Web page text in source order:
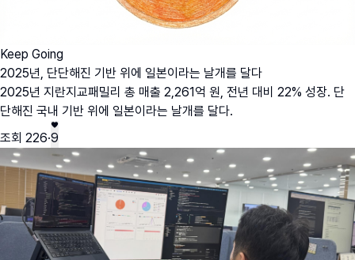
Keep Going
2025년, 단단해진 기반 위에 일본이라는 날개를 달다
2025년 지란지교패밀리 총 매출 2,261억 원, 전년 대비 22% 성장. 단
단해진 국내 기반 위에 일본이라는 날개를 달다.
조회 226·9